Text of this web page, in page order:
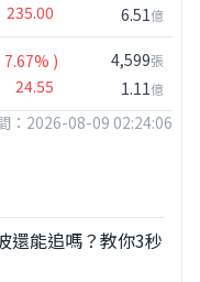
235.00 6.51億
)
24.55
4,599張
1.11億
：2026-08-09 02:24:06
還能追嗎？教你3秒